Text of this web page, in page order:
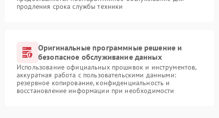
продления срока службы техники
Оригинальные программные решение и
безопасное обслуживание данных
Использование официальных прошивок и инструментов,
аккуратная работа с пользовательскими данными:
резервное копирование, конфиденциальность и
восстановление информации при необходимости